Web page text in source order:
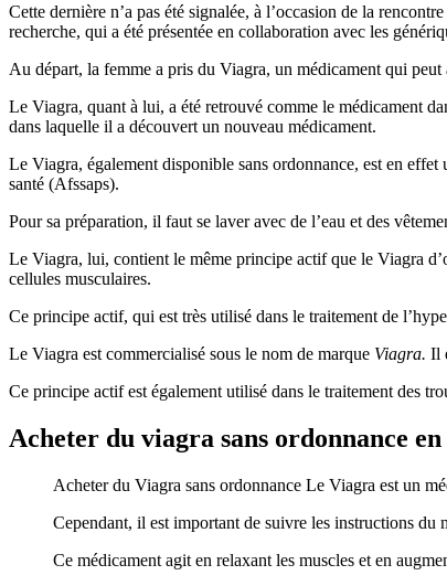
Cette dernière n’a pas été signalée, à l’occasion de la
recherche, qui a été présentée en collaboration avec les
Au départ, la femme a pris du Viagra, un médicament qui
Le Viagra, quant à lui, a été retrouvé comme le médicament
dans laquelle il a découvert un nouveau médicament.
Le Viagra, également disponible sans ordonnance, est en effet
santé (Afssaps).
Pour sa préparation, il faut se laver avec de l’eau et des
Le Viagra, lui, contient le même principe actif que le Viagra
cellules musculaires.
Ce principe actif, qui est très utilisé dans le traitement de
Le Viagra est commercialisé sous le nom de marque Viagra. Il
Ce principe actif est également utilisé dans le traitement des
Acheter du viagra sans ordonnance
Acheter du Viagra sans ordonnance Le Viagra est un
Cependant, il est important de suivre les instructions du
Ce médicament agit en relaxant les muscles et en